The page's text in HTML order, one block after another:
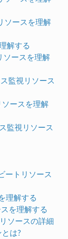
ソースを理解
解する
ソースを理解
監視リソース
ソースを理解
監視リソース
ートリソース
理解する
を理解する
ソースの詳細
は?